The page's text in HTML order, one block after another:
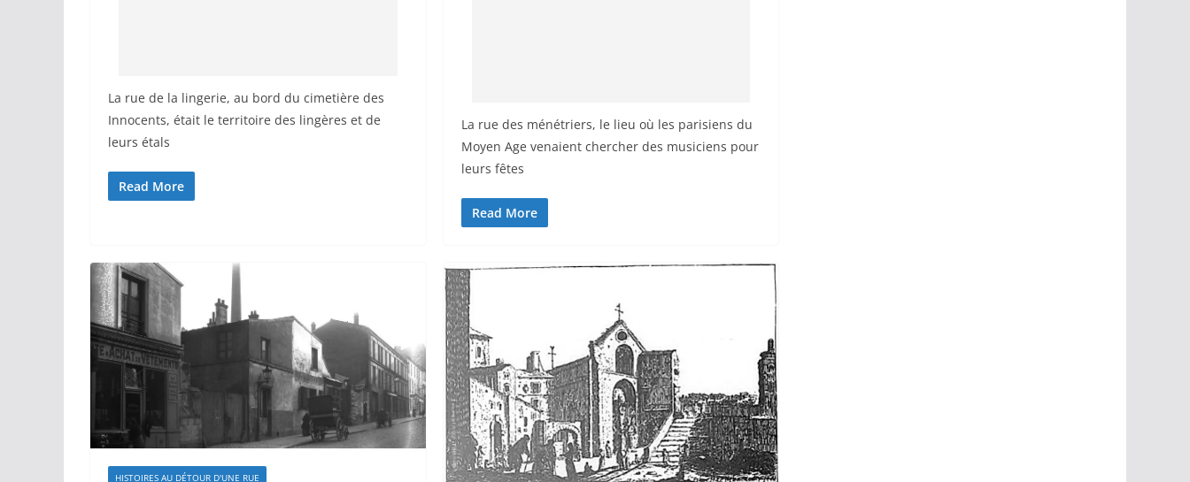
La rue de la lingerie, au bord du cimetière des
Innocents, était le territoire des lingères et de
leurs étals
Read More
La rue des ménétriers, le lieu où les parisiens du
Moyen Age venaient chercher des musiciens pour
leurs fêtes
Read More
HISTOIRES AU DÉTOUR D'UNE RUE